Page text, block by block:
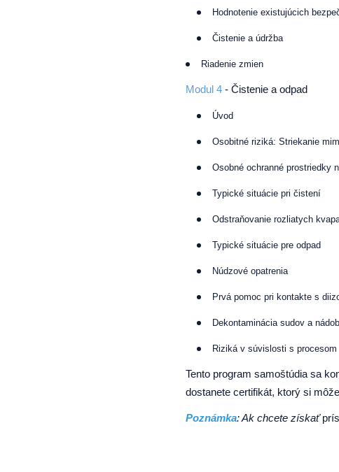
Hodnotenie existujúcich
Čistenie a údržba
Riadenie zmien
Modul 4- Čistenie a odpad
Úvod
Osobitné riziká: Striekanie
Osobné ochranné prostriedky
Typické situácie pri čistení
Odstraňovanie rozliatych
Typické situácie pre odpad
Núdzové opatrenia
Prvá pomoc pri kontakte s
Dekontaminácia sudov a
Riziká v súvislosti s procesom
Tento program samoštúdia sa
dostanete certifikát, ktorý si
Poznámka: Ak chcete získať